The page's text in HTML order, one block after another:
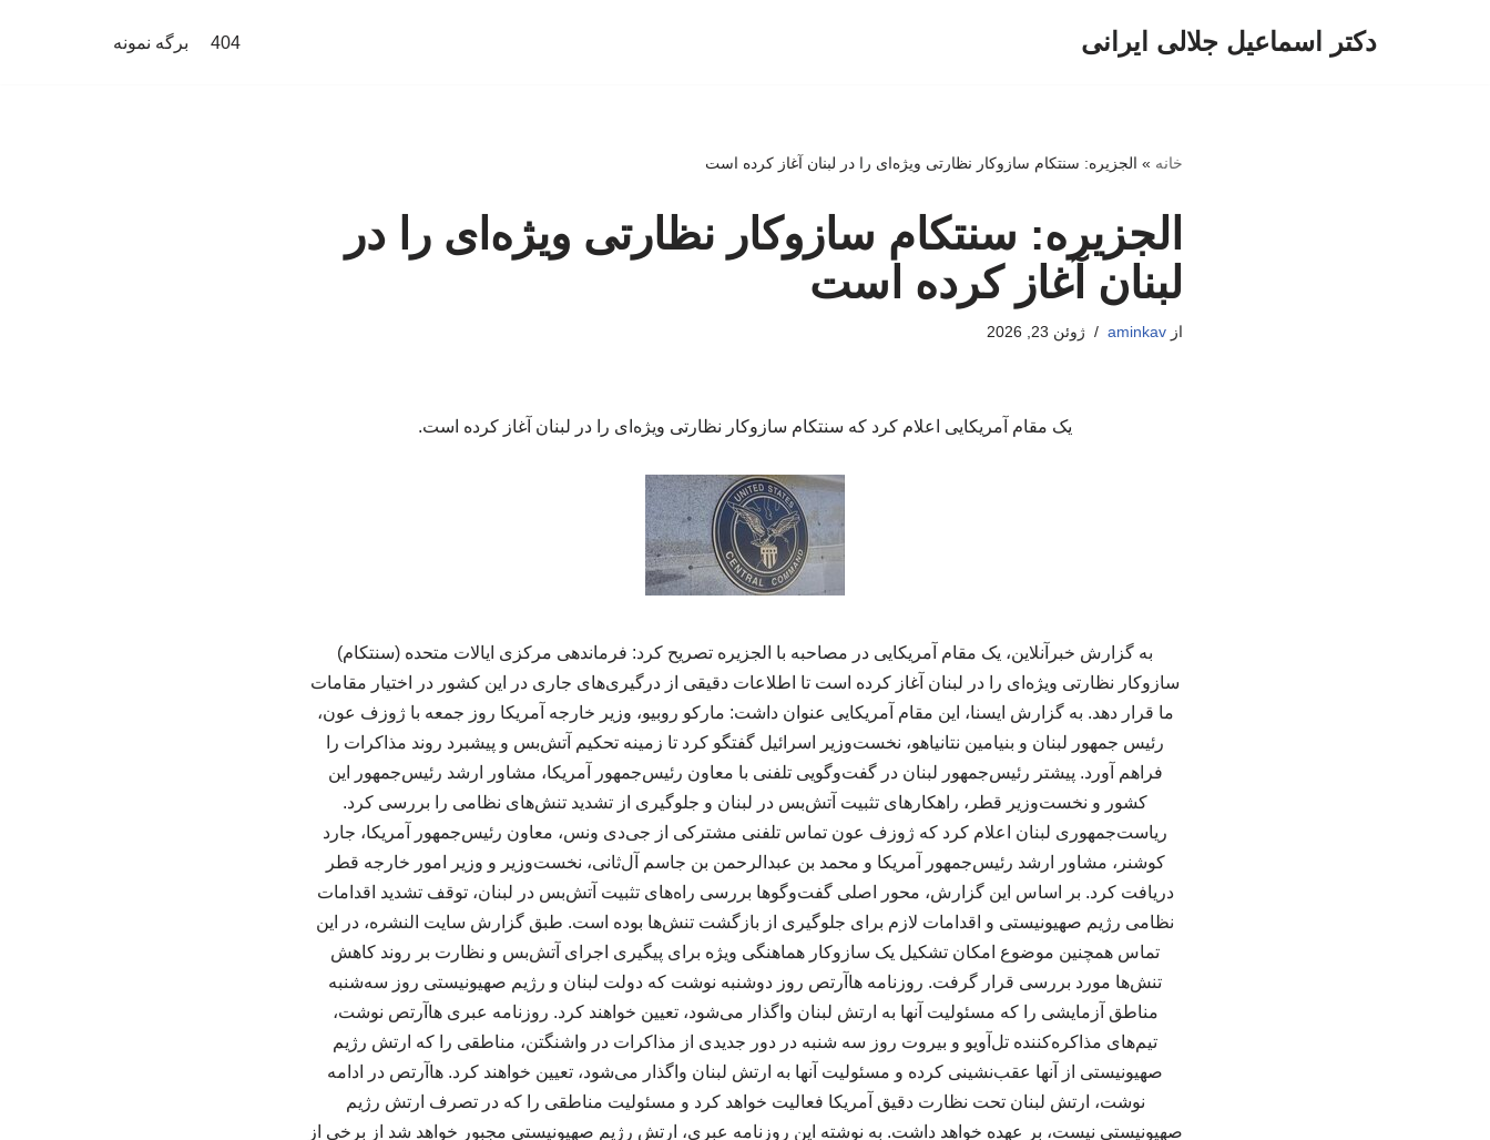
دکتر اسماعیل جلالی ایرانی 404 برگه نمونه
خانه » الجزیره: سنتکام سازوکار نظارتی ویژه‌ای را در لبنان آغاز کرده است
الجزیره: سنتکام سازوکار نظارتی ویژه‌ای را در
لبنان آغاز کرده است
ازaminkav ژوئن 23, 2026
یک مقام آمریکایی اعلام کرد که سنتکام سازوکار نظارتی ویژه‌ای را در لبنان آغاز کرده است.
به گزارش خبرآنلاین، یک مقام آمریکایی در مصاحبه با الجزیره تصریح کرد: فرماندهی مرکزی ایالات متحده (سنتکام)
سازوکار نظارتی ویژه‌ای را در لبنان آغاز کرده است تا اطلاعات دقیقی از درگیری‌های جاری در این کشور در اختیار مقامات
ما قرار دهد. به گزارش ایسنا، این مقام آمریکایی عنوان داشت: مارکو روبیو، وزیر خارجه آمریکا روز جمعه با ژوزف عون،
رئیس جمهور لبنان و بنیامین نتانیاهو، نخست‌وزیر اسرائیل گفتگو کرد تا زمینه تحکیم آتش‌بس و پیشبرد روند مذاکرات را
فراهم آورد. پیشتر رئیس‌جمهور لبنان در گفت‌وگویی تلفنی با معاون رئیس‌جمهور آمریکا، مشاور ارشد رئیس‌جمهور این
کشور و نخست‌وزیر قطر، راهکارهای تثبیت آتش‌بس در لبنان و جلوگیری از تشدید تنش‌های نظامی را بررسی کرد.
ریاست‌جمهوری لبنان اعلام کرد که ژوزف عون تماس تلفنی مشترکی از جی‌دی ونس، معاون رئیس‌جمهور آمریکا، جارد
کوشنر، مشاور ارشد رئیس‌جمهور آمریکا و محمد بن عبدالرحمن بن جاسم آل‌ثانی، نخست‌وزیر و وزیر امور خارجه قطر
دریافت کرد. بر اساس این گزارش، محور اصلی گفت‌وگوها بررسی راه‌های تثبیت آتش‌بس در لبنان، توقف تشدید اقدامات
نظامی رژیم صهیونیستی و اقدامات لازم برای جلوگیری از بازگشت تنش‌ها بوده است. طبق گزارش سایت النشره، در این
تماس همچنین موضوع امکان تشکیل یک سازوکار هماهنگی ویژه برای پیگیری اجرای آتش‌بس و نظارت بر روند کاهش
تنش‌ها مورد بررسی قرار گرفت. روزنامه هاآرتص روز دوشنبه نوشت که دولت لبنان و رژیم صهیونیستی روز سه‌شنبه
مناطق آزمایشی را که مسئولیت آنها به ارتش لبنان واگذار می‌شود، تعیین خواهند کرد. روزنامه عبری هاآرتص نوشت،
تیم‌های مذاکره‌کننده تل‌آویو و بیروت روز سه شنبه در دور جدیدی از مذاکرات در واشنگتن، مناطقی را که ارتش رژیم
صهیونیستی از آنها عقب‌نشینی کرده و مسئولیت آنها به ارتش لبنان واگذار می‌شود، تعیین خواهند کرد. هاآرتص در ادامه
نوشت، ارتش لبنان تحت نظارت دقیق آمریکا فعالیت خواهد کرد و مسئولیت مناطقی را که در تصرف ارتش رژیم
صهیونیستی نیست، بر عهده خواهد داشت. به نوشته این روزنامه عبری، ارتش رژیم صهیونیستی مجبور خواهد شد از برخی از